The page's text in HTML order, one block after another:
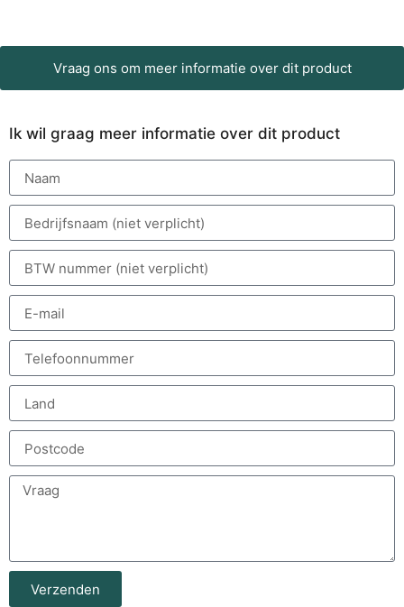
Vraag ons om meer informatie over dit product
Ik wil graag meer informatie over dit product
Verzenden